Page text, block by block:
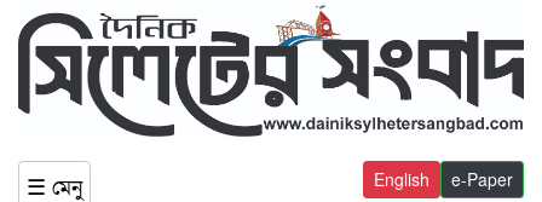
☰ মেনু e-Paper
English